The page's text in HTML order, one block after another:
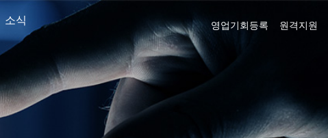
원격지원
영업기회등록
소식